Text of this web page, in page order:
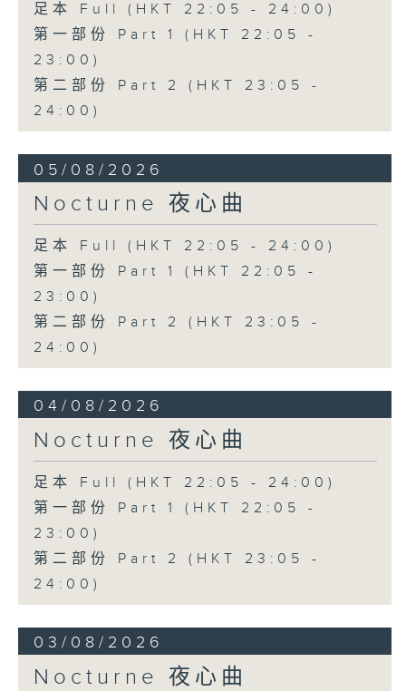
足本 Full (HKT 22:05 - 24:00)
第一部份 Part 1 (HKT 22:05 -
23:00)
第二部份 Part 2 (HKT 23:05 -
24:00)
05/08/2026
Nocturne 夜心曲
足本 Full (HKT 22:05 - 24:00)
第一部份 Part 1 (HKT 22:05 -
23:00)
第二部份 Part 2 (HKT 23:05 -
24:00)
04/08/2026
Nocturne 夜心曲
足本 Full (HKT 22:05 - 24:00)
第一部份 Part 1 (HKT 22:05 -
23:00)
第二部份 Part 2 (HKT 23:05 -
24:00)
03/08/2026
Nocturne 夜心曲